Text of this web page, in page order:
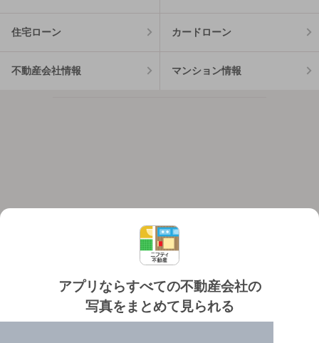
アプリならすべての不動産会社の
写真をまとめて見られる
住宅ローン カードローン
不動産会社情報 マンション情報
個人情報保護ポリシー 利用規約